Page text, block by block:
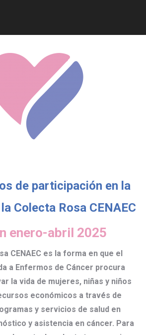
de participación en la
Colecta Rosa CENAEC
enero-abril 2025
CENAEC es la forma en que el
a Enfermos de Cáncer procura
la vida de mujeres, niñas y niños
económicos a través de
y servicios de salud en
y asistencia en cáncer. Para